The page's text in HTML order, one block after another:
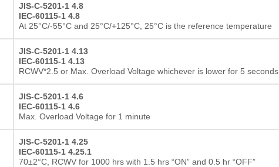
JIS-C-5201-1 4.8
IEC-60115-1 4.8
At 25°C/-55°C and 25°C/+125°C, 25°C is the reference temperature
JIS-C-5201-1 4.13
IEC-60115-1 4.13
RCWV*2.5 or Max. Overload Voltage whichever is lower for 5 seconds
JIS-C-5201-1 4.6
IEC-60115-1 4.6
Max. Overload Voltage for 1 minute
JIS-C-5201-1 4.25
IEC-60115-1 4.25.1
70±2°C, RCWV for 1000 hrs with 1.5 hrs “ON” and 0.5 hr “OFF”